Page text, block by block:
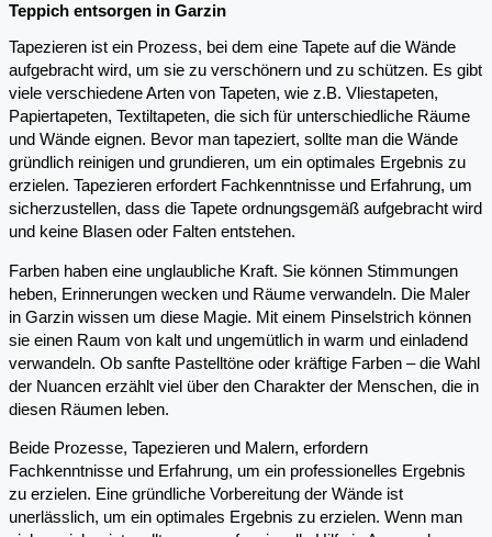
Teppich entsorgen in Garzin
Tapezieren ist ein Prozess, bei dem eine Tapete auf die Wände
aufgebracht wird, um sie zu verschönern und zu schützen. Es gibt
viele verschiedene Arten von Tapeten, wie z.B. Vliestapeten,
Papiertapeten, Textiltapeten, die sich für unterschiedliche Räume
und Wände eignen. Bevor man tapeziert, sollte man die Wände
gründlich reinigen und grundieren, um ein optimales Ergebnis zu
erzielen. Tapezieren erfordert Fachkenntnisse und Erfahrung, um
sicherzustellen, dass die Tapete ordnungsgemäß aufgebracht wird
und keine Blasen oder Falten entstehen.
Farben haben eine unglaubliche Kraft. Sie können Stimmungen
heben, Erinnerungen wecken und Räume verwandeln. Die Maler
in Garzin wissen um diese Magie. Mit einem Pinselstrich können
sie einen Raum von kalt und ungemütlich in warm und einladend
verwandeln. Ob sanfte Pastelltöne oder kräftige Farben – die Wahl
der Nuancen erzählt viel über den Charakter der Menschen, die in
diesen Räumen leben.
Beide Prozesse, Tapezieren und Malern, erfordern
Fachkenntnisse und Erfahrung, um ein professionelles Ergebnis
zu erzielen. Eine gründliche Vorbereitung der Wände ist
unerlässlich, um ein optimales Ergebnis zu erzielen. Wenn man